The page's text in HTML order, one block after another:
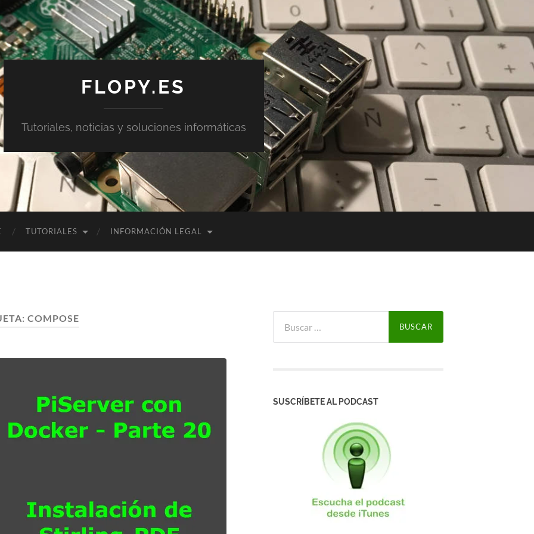
FLOPY.ES
Tutoriales, noticias y soluciones informáticas
TUTORIALES INFORMACIÓN LEGAL
COMPOSE
SUSCRÍBETE AL PODCAST